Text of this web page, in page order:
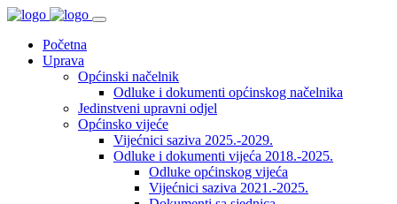
Početna
Uprava
Općinski načelnik
Odluke i dokumenti općinskog načelnika
Jedinstveni upravni odjel
Općinsko vijeće
Vijećnici saziva 2025.-2029.
Odluke i dokumenti vijeća 2018.-2025.
Odluke općinskog vijeća
Vijećnici saziva 2021.-2025.